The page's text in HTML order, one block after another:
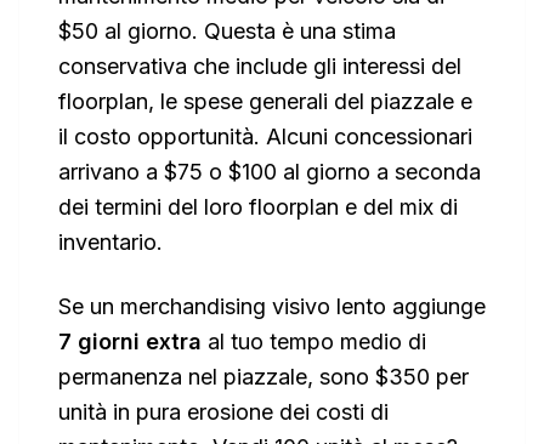
$50 al giorno. Questa è una stima
conservativa che include gli interessi del
floorplan, le spese generali del piazzale e
il costo opportunità. Alcuni concessionari
arrivano a $75 o $100 al giorno a seconda
dei termini del loro floorplan e del mix di
inventario.
Se un merchandising visivo lento aggiunge
7 giorni extra al tuo tempo medio di
permanenza nel piazzale, sono $350 per
unità in pura erosione dei costi di